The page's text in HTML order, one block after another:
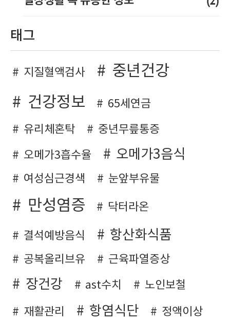
태그
지질혈액검사
중년건강
건강정보
65세연금
유리체혼탁
중년무릎통증
오메가3흡수율
오메가3음식
여성심근경색 눈앞부유물
만성염증 닥터라온
결석예방음식 항산화식품
공복올리브유 근육파열증상
장건강 ast수치 노인보철
재활관리 항염식단
정액이상